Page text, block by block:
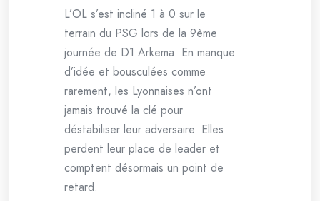
L’OL s’est incliné 1 à 0 sur le
terrain du PSG lors de la 9ème
journée de D1 Arkema. En manque
d’idée et bousculées comme
rarement, les Lyonnaises n’ont
jamais trouvé la clé pour
déstabiliser leur adversaire. Elles
perdent leur place de leader et
comptent désormais un point de
retard.